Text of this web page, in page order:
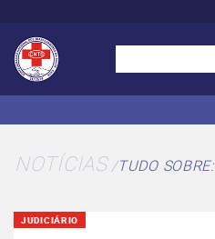
NOTÍCIAS TUDO SOBRE:
JUDICIÁRIO